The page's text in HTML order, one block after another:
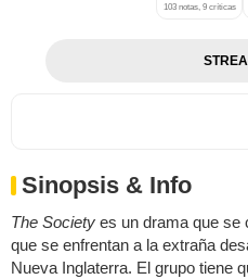
103 notas, 9 críticas
Sinopsis & Info
The Society es un drama que se
que se enfrentan a la extraña
Nueva Inglaterra. El grupo tiene